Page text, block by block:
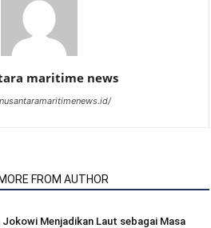
maritime news
MORE FROM AUTHOR
Jokowi Menjadikan Laut sebagai Masa